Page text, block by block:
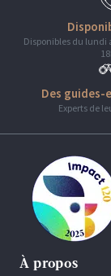
Disponibles du lundi
Des
Experts de
À propos